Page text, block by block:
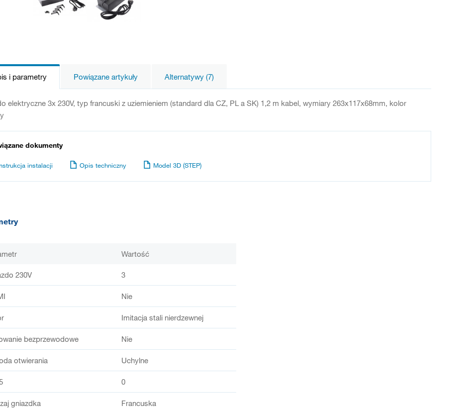
i parametry Powiązane artykuły Alternatywy (7)
elektryczne 3x 230V, typ francuski z uziemieniem (standard dla CZ, PL a SK) 1,2 m kabel, wymiary 263x117x68mm, kolor
dokumenty
instalacji Opis techniczny Model 3D (STEP)
Wartość
230V 3
Nie
Imitacja stali nierdzewnej
bezprzewodowe Nie
otwierania Uchylne
0
gniazdka Francuska